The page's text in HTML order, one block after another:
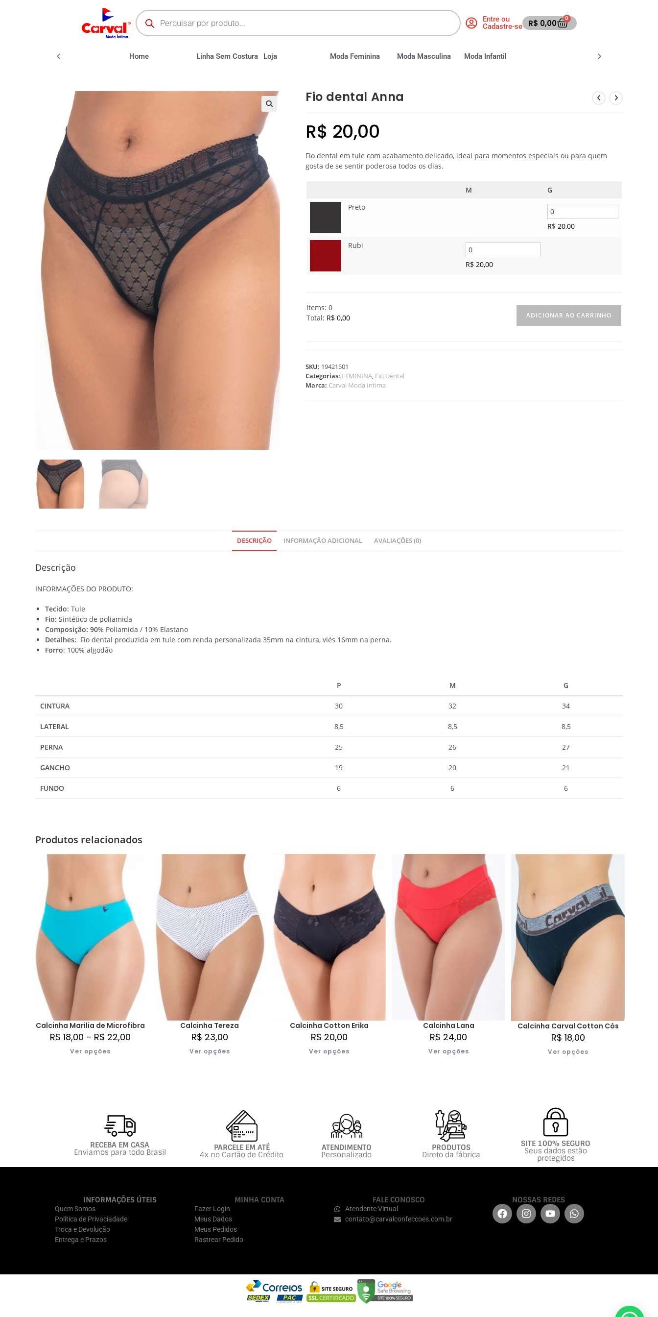
Entre ou
Cadastre-se
R$ 0,00 0
Home Linha Sem Costura Loja Moda Feminina Moda Masculina Moda Infantil Moda Praia
Fio dental Anna
R$ 20,00
Fio dental em tule com acabamento delicado, ideal para momentos especiais ou para quem
gosta de se sentir poderosa todos os dias.
M
G
Preto
R$ 20,00
Rubi
R$ 20,00
Items: 0
Total: R$ 0,00
m
s
.
0
ADICIONAR AO CARRINHO
SKU: 19421501
Categorias: FEMININA, Fio Dental
Marca: Carval Moda Intima
DESCRIÇÃO INFORMAÇÃO ADICIONAL AVALIAÇÕES (0)
Descrição
INFORMAÇÕES DO PRODUTO:
Tecido: Tule
Fio: Sintético de poliamida
Composição: 90% Poliamida / 10% Elastano
Detalhes: Fio dental produzida em tule com renda personalizada 35mm na cintura, viés 16mm na perna.
Forro: 100% algodão
P M G
CINTURA 30 32 34
LATERAL 8,5 8,5 8,5
PERNA 25 26 27
GANCHO 19 20 21
FUNDO 6 6 6
Produtos relacionados
Calcinha Marilia de Microfibra
R$ 18,00 – R$ 22,00
Ver opções
Calcinha Tereza
R$ 23,00
Ver opções
Calcinha Cotton Erika
R$ 20,00
Ver opções
Calcinha Lana
R$ 24,00
Ver opções
Calcinha Carval Cotton Cós
R$ 18,00
Ver opções
RECEBA EM CASA
Enviamos para todo Brasil PARCELE EM ATÉ
4x no Cartão de Crédito
ATENDIMENTO
Personalizado
PRODUTOS
Direto da fábrica
SITE 100% SEGURO
Seus dados estão
protegidos
INFORMAÇÕES ÚTEIS
Quem Somos
Política de Privaciadade
Troca e Devolução
Entrega e Prazos
MINHA CONTA
Fazer Login
Meus Dados
Meus Pedidos
Rastrear Pedido
FALE CONOSCO
Atendente Virtual
contato@carvalconfeccoes.com.br
NOSSAS REDES